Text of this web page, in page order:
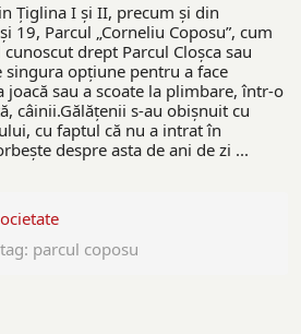
Țiglina I și II, precum și din
19, Parcul „Corneliu Coposu”, cum
drept Parcul Cloșca sau
singura opțiune pentru a face
joacă sau a scoate la plimbare, într-o
câinii.Gălățenii s-au obișnuit cu
cu faptul că nu a intrat în
despre asta de ani de zi ...
parcul coposu